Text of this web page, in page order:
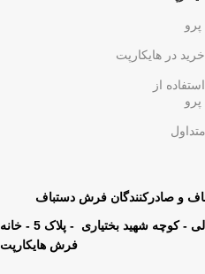
در هایکارپت
از
و صادرکنندگان فرش دستباف
گالری مرکزی : تهران - ابتدای خیابان خیام شمالی - کوچه شهید بختیاری - پلاک 5 - خانه
فرش هایکارپت